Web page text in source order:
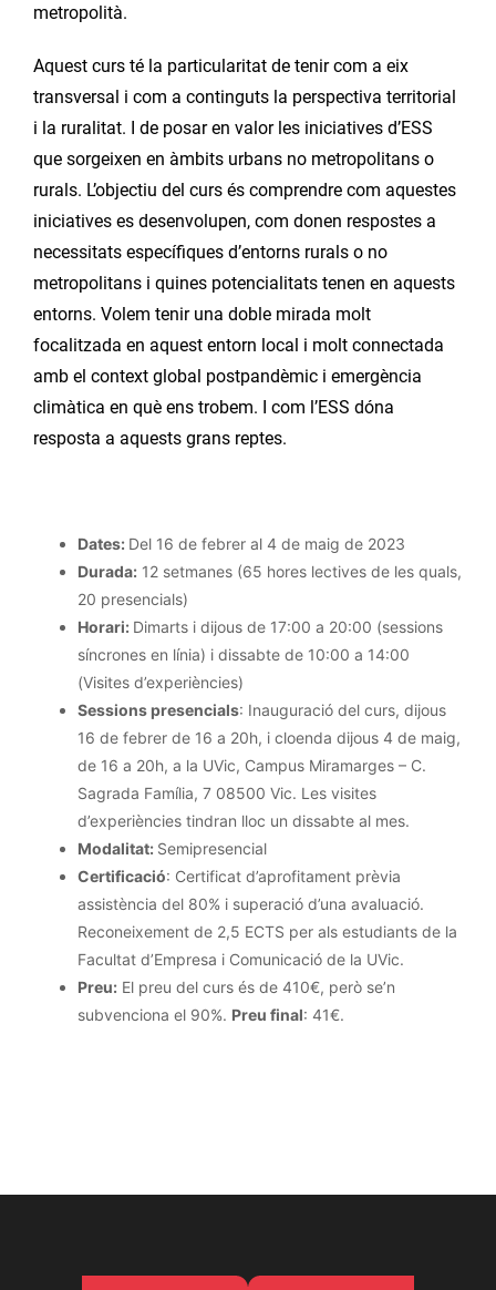
metropolità.
Aquest curs té la particularitat de tenir com a eix
transversal i com a continguts la perspectiva territorial
i la ruralitat. I de posar en valor les iniciatives d’ESS
que sorgeixen en àmbits urbans no metropolitans o
rurals. L’objectiu del curs és comprendre com aquestes
iniciatives es desenvolupen, com donen respostes a
necessitats específiques d’entorns rurals o no
metropolitans i quines potencialitats tenen en aquests
entorns. Volem tenir una doble mirada molt
focalitzada en aquest entorn local i molt connectada
amb el context global postpandèmic i emergència
climàtica en què ens trobem. I com l’ESS dóna
resposta a aquests grans reptes.
Dates: Del 16 de febrer al 4 de maig de 2023
Durada: 12 setmanes (65 hores lectives de les quals,
20 presencials)
Horari: Dimarts i dijous de 17:00 a 20:00 (sessions
síncrones en línia) i dissabte de 10:00 a 14:00
(Visites d’experiències)
Sessions presencials: Inauguració del curs, dijous
16 de febrer de 16 a 20h, i cloenda dijous 4 de maig,
de 16 a 20h, a la UVic, Campus Miramarges – C.
Sagrada Família, 7 08500 Vic. Les visites
d’experiències tindran lloc un dissabte al mes.
Modalitat: Semipresencial
Certificació: Certificat d’aprofitament prèvia
assistència del 80% i superació d’una avaluació.
Reconeixement de 2,5 ECTS per als estudiants de la
Facultat d’Empresa i Comunicació de la UVic.
Preu: El preu del curs és de 410€, però se’n
subvenciona el 90%. Preu final: 41€.